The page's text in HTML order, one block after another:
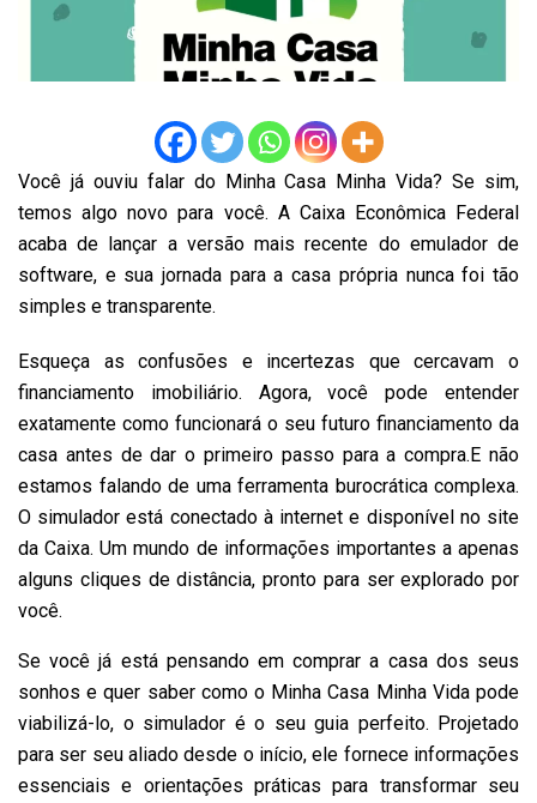
Você já ouviu falar do Minha Casa Minha Vida? Se sim,
temos algo novo para você. A Caixa Econômica Federal
acaba de lançar a versão mais recente do emulador de
software, e sua jornada para a casa própria nunca foi tão
simples e transparente.
Esqueça as confusões e incertezas que cercavam o
financiamento imobiliário. Agora, você pode entender
exatamente como funcionará o seu futuro financiamento da
casa antes de dar o primeiro passo para a compra.E não
estamos falando de uma ferramenta burocrática complexa.
O simulador está conectado à internet e disponível no site
da Caixa. Um mundo de informações importantes a apenas
alguns cliques de distância, pronto para ser explorado por
você.
Se você já está pensando em comprar a casa dos seus
sonhos e quer saber como o Minha Casa Minha Vida pode
viabilizá-lo, o simulador é o seu guia perfeito. Projetado
para ser seu aliado desde o início, ele fornece informações
essenciais e orientações práticas para transformar seu